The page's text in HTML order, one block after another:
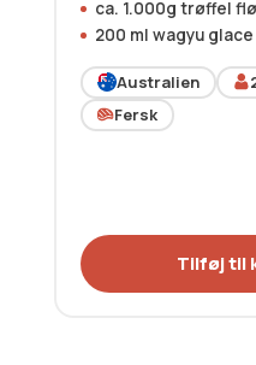
ca. 1.000g trøffel
200 ml wagyu
Australien
Fersk
Tilføj til